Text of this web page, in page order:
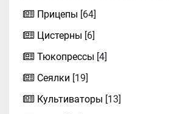
Прицепы [64]
Цистерны [6]
Тюкопрессы [4]
Сеялки [19]
Культиваторы [13]